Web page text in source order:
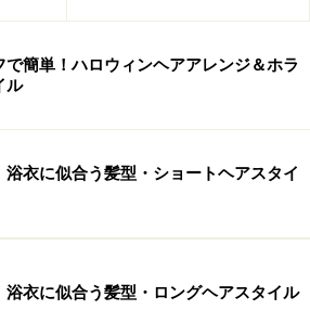
で簡単！ハロウィンヘアアレンジ＆ホラ
ル
浴衣に似合う髪型・ショートヘアスタイ
浴衣に似合う髪型・ロングヘアスタイル